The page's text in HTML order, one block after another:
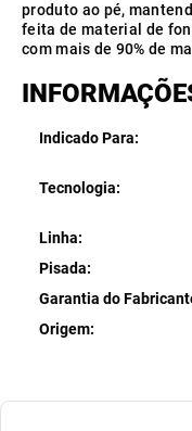
produto ao pé,
feita de material de
com mais de 90% de
Indicado Para
Tecnologia
Linha
Pisada
Garantia do
Origem